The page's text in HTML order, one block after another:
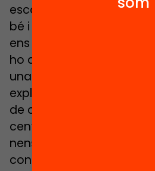
escola per tal
bé i no perdre el vincle
ens falta localitzar a 30
ho aconseguim, no hem
una millor preparació el
explica la Núria, que
de calma i demana a
centrar-se en
nens més enllà de
continguts acadèmics.